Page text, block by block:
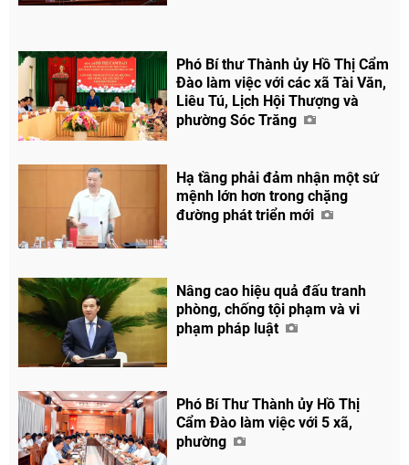
Phó Bí thư Thành ủy Hồ Thị Cẩm
Đào làm việc với các xã Tài Văn,
Liêu Tú, Lịch Hội Thượng và
phường Sóc Trăng
Hạ tầng phải đảm nhận một sứ
mệnh lớn hơn trong chặng
đường phát triển mới
Nâng cao hiệu quả đấu tranh
phòng, chống tội phạm và vi
phạm pháp luật
Phó Bí Thư Thành ủy Hồ Thị
Cẩm Đào làm việc với 5 xã,
phường